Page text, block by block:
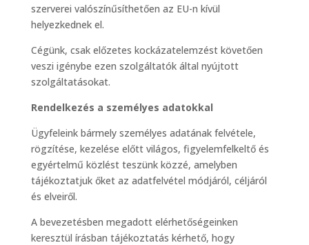
szerverei valószínűsíthetően az EU-n kívül
helyezkednek el.
Cégünk, csak előzetes kockázatelemzést követően
veszi igénybe ezen szolgáltatók által nyújtott
szolgáltatásokat.
Rendelkezés a személyes adatokkal
Ügyfeleink bármely személyes adatának felvétele,
rögzítése, kezelése előtt világos, figyelemfelkeltő és
egyértelmű közlést teszünk közzé, amelyben
tájékoztatjuk őket az adatfelvétel módjáról, céljáról
és elveiről.
A bevezetésben megadott elérhetőségeinken
keresztül írásban tájékoztatás kérhető, hogy